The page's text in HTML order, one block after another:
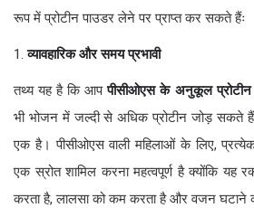
रूप में प्रोटीन पाउडर लेने पर प्राप्त कर सकते हैंः
1.व्यावहारिक और समय प्रभावी
तथ्य यह है कि आपपीसीओएस के अनुकूल प्रोटीन
भी भोजन में जल्दी से अधिक प्रोटीन जोड़ सकते
एक है। पीसीओएस वाली महिलाओं के लिए,
एक स्रोत शामिल करना महत्वपूर्ण है क्योंकि यह
करता है, लालसा को कम करता है और वजन घटाने